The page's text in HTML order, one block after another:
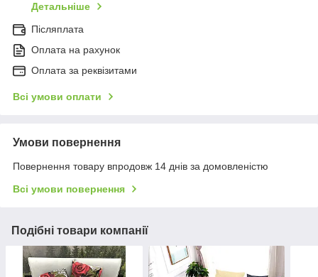
Детальніше
Післяплата
Оплата на рахунок
Оплата за реквізитами
Всі умови оплати
Умови повернення
Повернення товару впродовж 14 днів за домовленістю
Всі умови повернення
Подібні товари компанії